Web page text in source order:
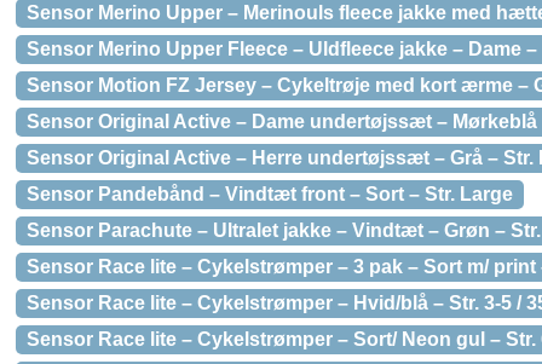
Sensor Merino Upper – Merinouls fleece jakke med
Sensor Merino Upper Fleece – Uldfleece jakke – Dame –
Sensor Motion FZ Jersey – Cykeltrøje med kort ærme –
Sensor Original Active – Dame undertøjssæt – Mørkeblå
Sensor Original Active – Herre undertøjssæt – Grå – Str.
Sensor Pandebånd – Vindtæt front – Sort – Str. Large
Sensor Parachute – Ultralet jakke – Vindtæt – Grøn –
Sensor Race lite – Cykelstrømper – 3 pak – Sort m/ print
Sensor Race lite – Cykelstrømper – Hvid/blå – Str. 3-5 /
Sensor Race lite – Cykelstrømper – Sort/ Neon gul – Str.